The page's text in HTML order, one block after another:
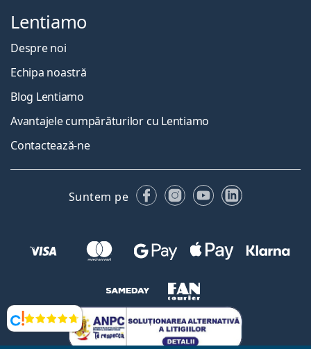
Opinii
Lentiamo
Despre noi
Echipa noastră
Blog Lentiamo
Avantajele cumpărăturilor cu Lentiamo
Contactează-ne
Suntem pe FacebookInstagram
YouTubeLinkedIn